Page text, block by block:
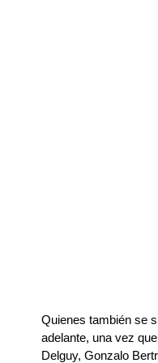
Quienes también se
adelante, una vez
Delguy, Gonzalo